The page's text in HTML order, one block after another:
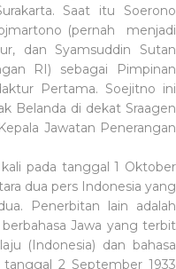
Saat itu Soerono
(pernah
menjadi
dan Syamsuddin Sutan
RI) sebagai Pimpinan
Pertama. Soejitno ini
Belanda di dekat Sraagen
Jawatan Penerangan
pada tanggal 1 Oktober
dua pers Indonesia yang
Penerbitan lain adalah
Jawa yang terbit
(Indonesia) dan bahasa
2 September 1933